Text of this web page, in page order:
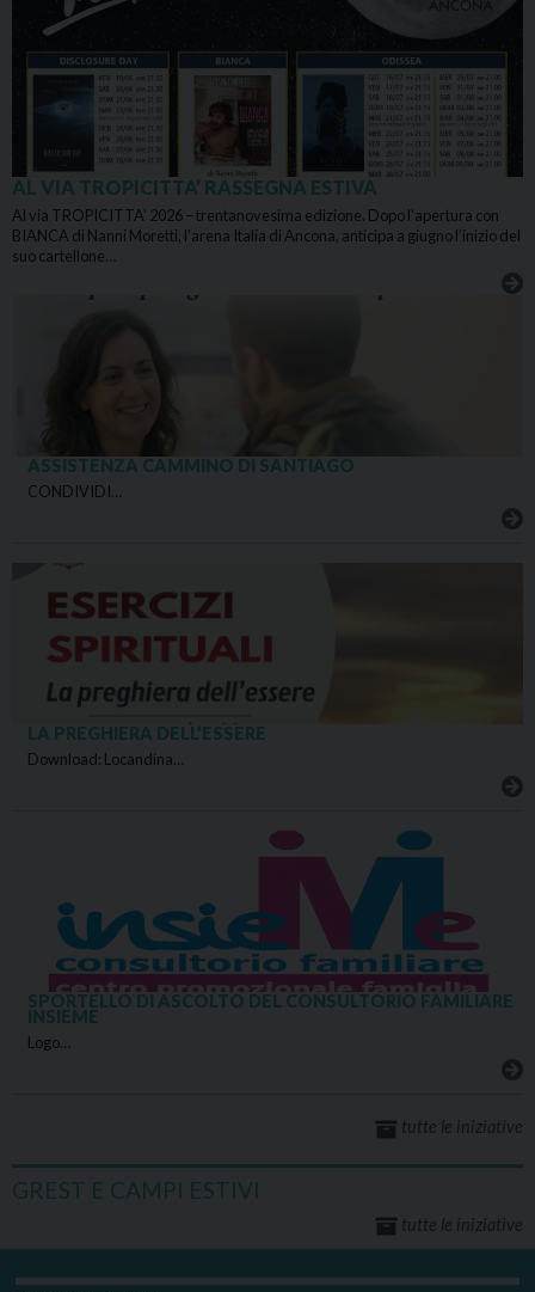
AL VIA TROPICITTA’ RASSEGNA ESTIVA
Al via TROPICITTA’ 2026 – trentanovesima edizione. Dopo l’apertura con
BIANCA di Nanni Moretti, l’arena Italia di Ancona, anticipa a giugno l’inizio del
suo cartellone…
ASSISTENZA CAMMINO DI SANTIAGO
CONDIVIDI…
LA PREGHIERA DELL’ESSERE
Download: Locandina…
SPORTELLO DI ASCOLTO DEL CONSULTORIO FAMILIARE
INSIEME
Logo…
tutte le iniziative
GREST E CAMPI ESTIVI
tutte le iniziative